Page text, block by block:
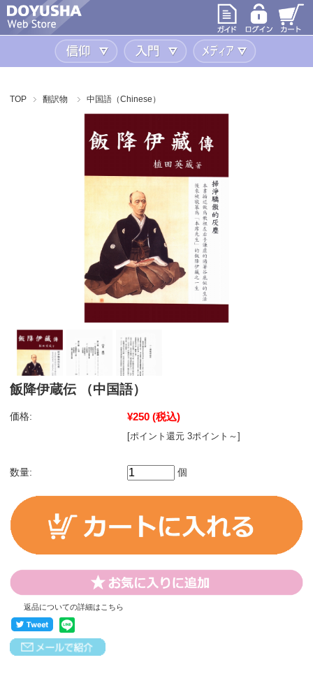
信仰 入門
TOP 翻訳物 中国語（Chinese）
飯降伊蔵伝 （中国語）
価格: ¥250 (税込)
[ポイント還元 3ポイント～]
数量: 個
返品についての詳細はこちら